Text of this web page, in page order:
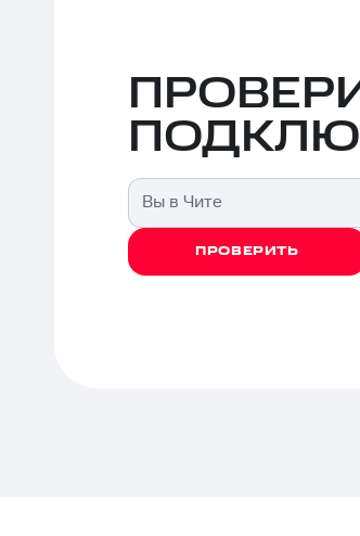
Вы в Чите
ПРОВЕРИТЬ